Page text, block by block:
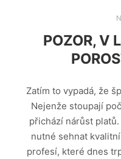
POZOR, V
Zatím to vypadá, že
Nejenže stoupají
přichází nárůst
nutné sehnat
profesí, které dnes